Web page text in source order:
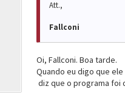
Att.,
Fallconi
Oi, Fallconi. Boa tarde.
Quando eu digo que
diz que o programa foi